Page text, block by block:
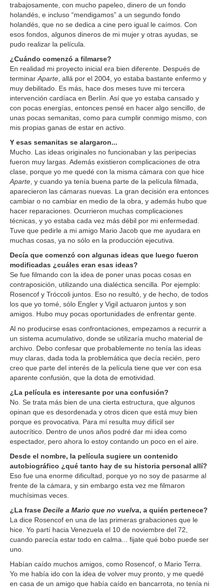
trabajosamente, con mucho papeleo, dinero de un fondo
holandés, e incluso “mendigamos” a un segundo fondo
holandés, que no se dedica a cine pero igual le caímos. Con
esos fondos, algunos dineros de mi mujer y otras ayudas, se
pudo realizar la película.
¿Cuándo comenzó a filmarse?
En realidad mi proyecto inicial era bien diferente. Después de
terminarAparte, allá por el 2004, yo estaba bastante enfermo y
muy debilitado. Es más, hace dos meses tuve mi tercera
intervención cardíaca en Berlín. Así que yo estaba cansado y
con pocas energías, entonces pensé en hacer algo sencillo, de
unas pocas semanitas, como para cumplir conmigo mismo, con
mis propias ganas de estar en activo.
Y esas semanitas se alargaron...
Mucho. Las ideas originales no funcionaban y las peripecias
fueron muy largas. Además existieron complicaciones de otra
clase, porque yo me quedé con la misma cámara con que hice
Aparte, y cuando ya tenía buena parte de la película filmada,
aparecieron las cámaras nuevas. La gran decisión era entonces
cambiar o no cambiar en medio de la obra, y además hubo que
hacer reparaciones. Ocurrieron muchas complicaciones
técnicas, y yo estaba cada vez más débil por mi enfermedad.
Tuve que pedirle a mi amigo Mario Jacob que me ayudara en
muchas cosas, ya no sólo en la producción ejecutiva.
Decía que comenzó con algunas ideas que luego fueron
modificadas ¿cuáles eran esas ideas?
Se fue filmando con la idea de poner unas pocas cosas en
contraposición, utilizando una dialéctica sencilla. Por ejemplo:
Rosencof y Tróccoli juntos. Eso no resultó, y de hecho, de todos
los que yo tomé, sólo Engler y Vigil actuaron juntos y son
amigos. Hubo muy pocas oportunidades de enfrentar gente.
Al no producirse esas confrontaciones, empezamos a recurrir a
un sistema acumulativo, donde se utilizaría mucho material de
archivo. Debo confesar que probablemente no tenía las ideas
muy claras, dada toda la problemática que decía recién, pero
creo que parte del interés de la película tiene que ver con esa
aparente confusión, que la dota de emotividad.
¿La película es interesante por una confusión?
No. Se trata más bien de una cierta estructura, que algunos
opinan que es desordenada y otros dicen que está muy bien
porque es provocativa. Para mí resulta muy difícil ser
autocrítico. Dentro de unos años podré dar mi idea como
espectador, pero ahora lo estoy contando un poco en el aire.
Desde el nombre, la película sugiere un contenido
autobiográfico ¿qué tanto hay de su historia personal allí?
Eso fue una enorme dificultad, porque yo no soy de pasarme al
frente de la cámara, y sin embargo esta vez me filmaron
muchísimas veces.
¿La frase Decile a Mario que no vuelva, a quién pertenece?
La dice Rosencof en una de las primeras grabaciones que le
hice. Yo partí hacia Venezuela el 10 de noviembre del 72,
cuando parecía estar todo en calma... fijate qué bobo puede ser
uno.
Habían caído muchos amigos, como Rosencof, o Mario Terra.
Yo me había ido con la idea de volver muy pronto, y me quedé
en casa de un amigo que había caído en bancarrota, no tenía ni